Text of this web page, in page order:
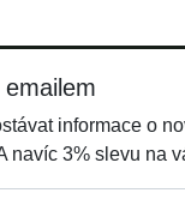
informace o
navíc 3% slevu na